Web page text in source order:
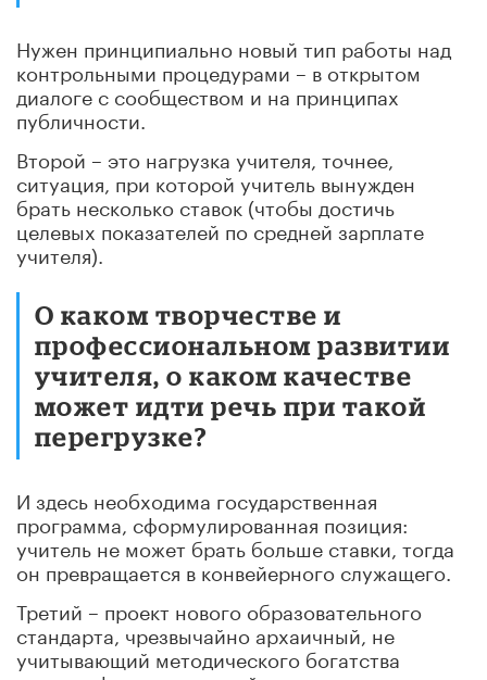
Нужен принципиально новый тип работы над
контрольными процедурами – в открытом
диалоге с сообществом и на принципах
публичности.
Второй – это нагрузка учителя, точнее,
ситуация, при которой учитель вынужден
брать несколько ставок (чтобы достичь
целевых показателей по средней зарплате
учителя).
О каком творчестве и
профессиональном развитии
учителя, о каком качестве
может идти речь при такой
перегрузке?
И здесь необходима государственная
программа, сформулированная позиция:
учитель не может брать больше ставки, тогда
он превращается в конвейерного служащего.
Третий – проект нового образовательного
стандарта, чрезвычайно архаичный, не
учитывающий методического богатства